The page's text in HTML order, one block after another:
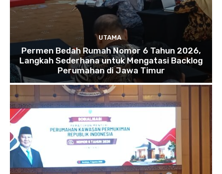
UTAMA
Permen Bedah Rumah Nomor 6 Tahun 2026,
Langkah Sederhana untuk Mengatasi Backlog
Perumahan di Jawa Timur